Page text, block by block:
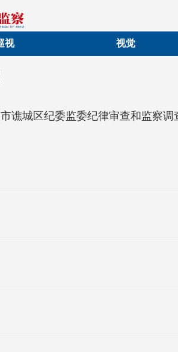
视 视觉
城区纪委监委纪律审查和监察调